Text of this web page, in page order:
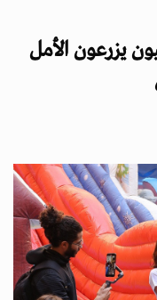
يزرعون الأمل